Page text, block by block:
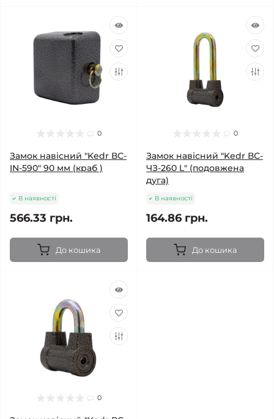
0
Замок навісний "Kedr ВС-
IN-590" 90 мм (краб )
В наявності
566.33 грн.
До кошика
0
Замок навісний "Kedr ВС-
ЧЗ-260 L" (подовжена
дуга)
В наявності
164.86 грн.
До кошика
0